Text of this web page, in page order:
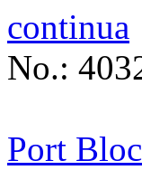
continua
No.:
Port